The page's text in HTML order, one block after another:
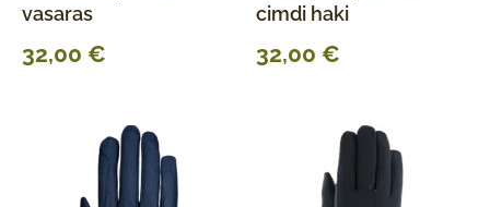
vasaras
32,00 €
cimdi haki
32,00 €